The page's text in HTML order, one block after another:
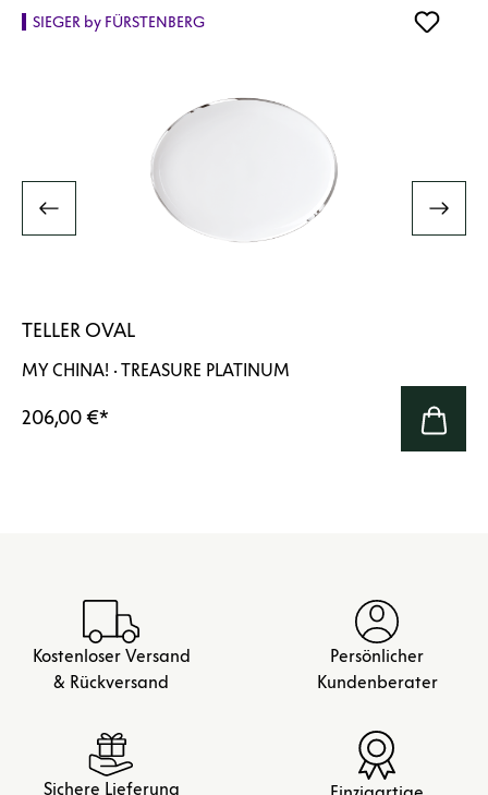
SIEGER by FÜRSTENBERG
TELLER OVAL
MY CHINA! · TREASURE PLATINUM
206,00 €*
Kostenloser Versand
& Rückversand
Persönlicher
Kundenberater
Sichere Lieferung